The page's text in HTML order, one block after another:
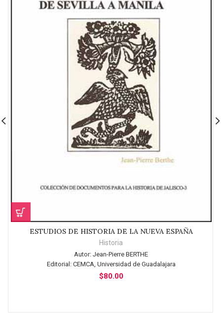
ESTUDIOS DE HISTORIA DE LA NUEVA ESPAÑA
Historia
Autor: Jean-Pierre BERTHE
Editorial:CEMCA, Universidad de Guadalajara
$80.00